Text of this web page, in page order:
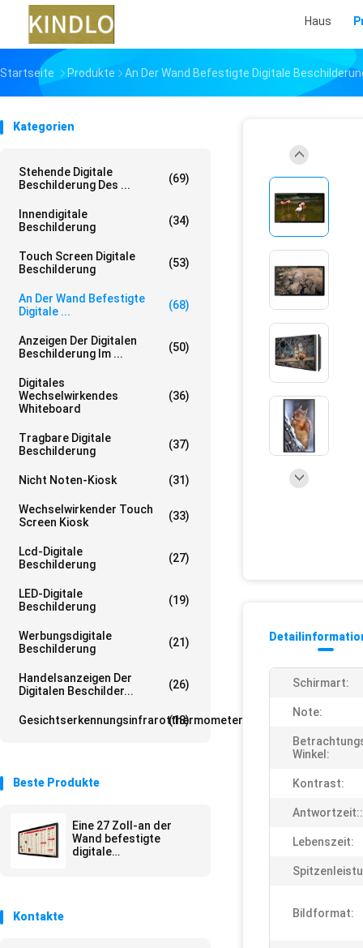
Haus
Startseite Produkte An Der Wand Befestigte Digitale
Kategorien
Stehende Digitale
Beschilderung Des ...
(69)
Innendigitale
Beschilderung
(34)
Touch Screen Digitale
Beschilderung
(53)
An Der Wand Befestigte
Digitale ...
(68)
Anzeigen Der Digitalen
Beschilderung Im ...
(50)
Digitales
Wechselwirkendes
Whiteboard
(36)
Tragbare Digitale
Beschilderung
(37)
Nicht Noten-Kiosk (31)
Wechselwirkender Touch
Screen Kiosk
(33)
Lcd-Digitale
Beschilderung
(27)
LED-Digitale
Beschilderung
(19)
Werbungsdigitale
Beschilderung
(21)
Handelsanzeigen Der
Digitalen Beschilder...
(26)
Gesichtserkennungsinfrarotthermometer
(18)
Beste Produkte
Eine 27 Zoll-an der
Wand befestigte
digitale
Kontakte
Schirmart:
Note:
Winkel:
Kontrast:
Antwortzeit::
Lebenszeit:
Bildformat: